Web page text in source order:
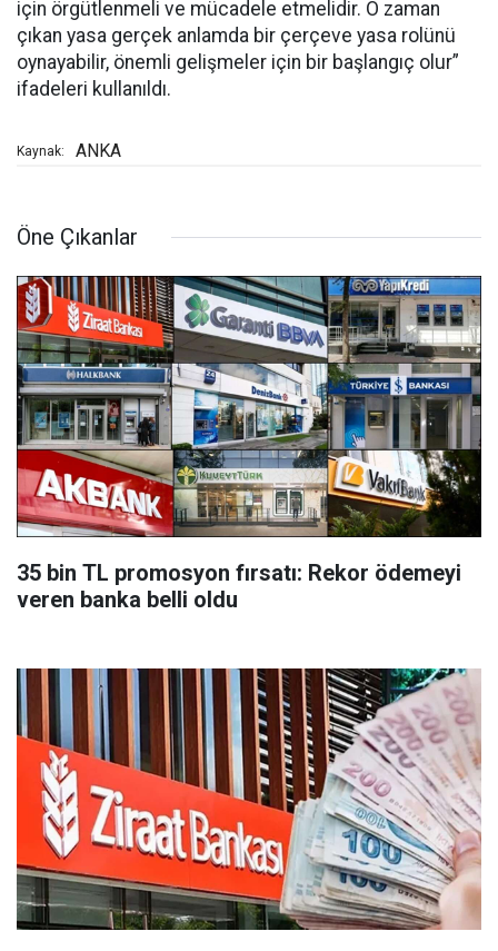
için örgütlenmeli ve mücadele etmelidir. O zaman
çıkan yasa gerçek anlamda bir çerçeve yasa rolünü
oynayabilir, önemli gelişmeler için bir başlangıç olur”
ifadeleri kullanıldı.
Kaynak: ANKA
Öne Çıkanlar
35 bin TL promosyon fırsatı: Rekor ödemeyi
veren banka belli oldu